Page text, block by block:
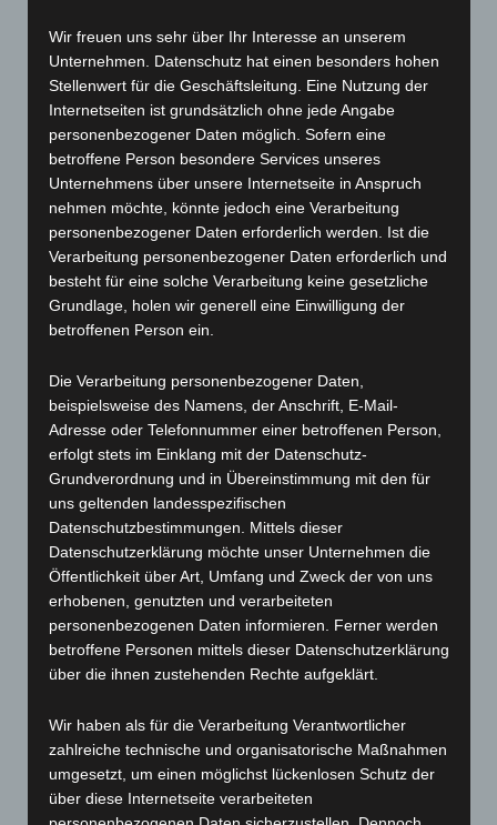
Registergericht: Amtsgericht Hagen, 58097 Hagen
Registernummer: HRB 2422
Umsatzsteuer-ID: DE125 132 228
Aufsichtsbehörde:
Haftungsausschluss
Haftung für Links:
Unser Angebot enthält Links zu externen Webseiten Dritter, auf
deren Inhalte wir keinen Einfluss haben. Deshalb können wir für
diese fremden Inhalte auch keine Gewähr übernehmen. Für die
Inhalte der verlinkten Seiten ist stets der jeweilige Anbieter oder
Betreiber der Seiten verantwortlich. Die verlinkten Seiten wurden
überprüft. Rechtswidrige Inhalte waren zum Zeitpunkt der
Verlinkung nicht erkennbar. Eine permanente inhaltliche Kontrolle
der verlinkten Seiten ist jedoch ohne konkrete Anhaltspunkte einer
Rechtsverletzung nicht zumutbar. Bei Bekanntwerden von
Rechtsverletzungen werden wir derartige Links umgehend
entfernen.
Haftung für Inhalt:
Die Inhalte unserer Seiten wurden mit größter Sorgfalt erstellt. Für
die Richtigkeit, Vollständigkeit und Aktualität der Inhalte können
wir jedoch keine Gewähr übernehmen. Als Diensteanbieter sind wir
für eigene Inhalte auf diesen Seiten nach den allgemeinen Gesetzen
verantwortlich. Wir sind als Diensteanbieter jedoch nicht
verpflichtet, übermittelte oder gespeicherte fremde Informationen
rechtswidrige Tätigkeit hinweisen. Verpflichtungen zur Entfernung
oder Sperrung der Nutzung von Informationen nach den
allgemeinen Gesetzen bleiben hiervon unberührt. Eine
diesbezügliche Haftung ist jedoch erst ab dem Zeitpunkt der
Wir freuen uns sehr über Ihr Interesse an unserem
Unternehmen. Datenschutz hat einen besonders hohen
Stellenwert für die Geschäftsleitung. Eine Nutzung der
Internetseiten ist grundsätzlich ohne jede Angabe
personenbezogener Daten möglich. Sofern eine
betroffene Person besondere Services unseres
Unternehmens über unsere Internetseite in Anspruch
nehmen möchte, könnte jedoch eine Verarbeitung
personenbezogener Daten erforderlich werden. Ist die
Verarbeitung personenbezogener Daten erforderlich und
besteht für eine solche Verarbeitung keine gesetzliche
Grundlage, holen wir generell eine Einwilligung der
betroffenen Person ein.
Die Verarbeitung personenbezogener Daten,
beispielsweise des Namens, der Anschrift, E-Mail-
Adresse oder Telefonnummer einer betroffenen Person,
erfolgt stets im Einklang mit der Datenschutz-
Grundverordnung und in Übereinstimmung mit den für
uns geltenden landesspezifischen
Datenschutzbestimmungen. Mittels dieser
Datenschutzerklärung möchte unser Unternehmen die
Öffentlichkeit über Art, Umfang und Zweck der von uns
erhobenen, genutzten und verarbeiteten
personenbezogenen Daten informieren. Ferner werden
betroffene Personen mittels dieser Datenschutzerklärung
über die ihnen zustehenden Rechte aufgeklärt.
Wir haben als für die Verarbeitung Verantwortlicher
zahlreiche technische und organisatorische Maßnahmen
umgesetzt, um einen möglichst lückenlosen Schutz der
über diese Internetseite verarbeiteten